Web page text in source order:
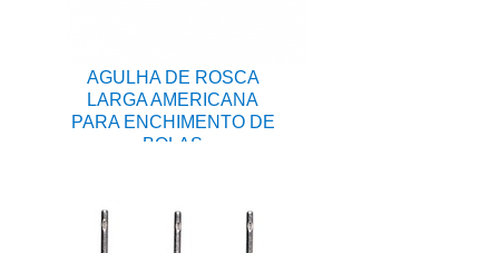
AGULHA DE ROSCA
LARGA AMERICANA
PARA ENCHIMENTO DE
BOLAS